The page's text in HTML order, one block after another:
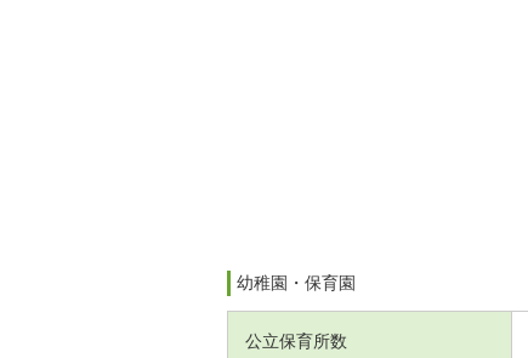
幼稚園・保育園
公立保育所数